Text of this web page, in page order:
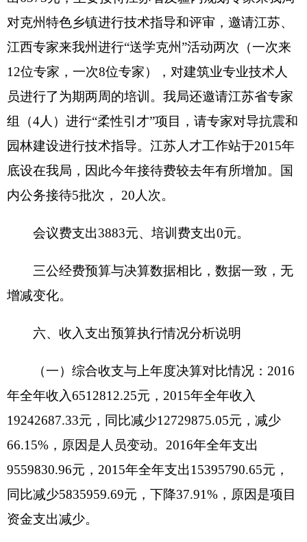
截至2016年12月31 日，资产总计7139315.67
元，其中：流动资产5829374.67元，固定资产
1309941元，其中：房屋0平方米，价值0万元，共
有车辆2辆，价值650000元，其中：部级领导干部
辆、特种专业技术用车
辆、其他用车 0
辆；单位价
值50万元以上通用设备0台、其他固定资产价值
659941元。
2 、国有资产收益征缴情况说明
截至2016年12月31日，资产有偿使用收入合计
万元，已缴财政专户0万元，应缴未缴0万元，单
位留用0万元。
（五）部门项目支出情况和项目绩效评价情况
2016 年度， 项目支出决算 3385092.71 元，
项目
资金使用情况说明
3085089.71 元，用于支付克州既有居住建筑供热计
量及节能改造项目资金。继续支付克州各住宅小区
外墙保温款。既有居住建筑改造前存在室内采暖温
度普遍偏低、热舒适度差，部分建筑甚至发生结露